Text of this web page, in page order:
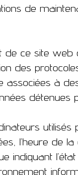
de
de ce site
des
à
détenues
utilisés
l’heure de
indiquant